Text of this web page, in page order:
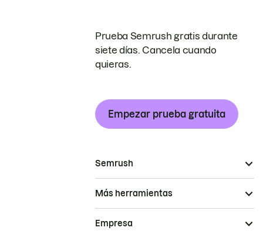
Prueba Semrush gratis durante
siete días. Cancela cuando
quieras.
Empezar prueba gratuita
Semrush
Más herramientas
Empresa